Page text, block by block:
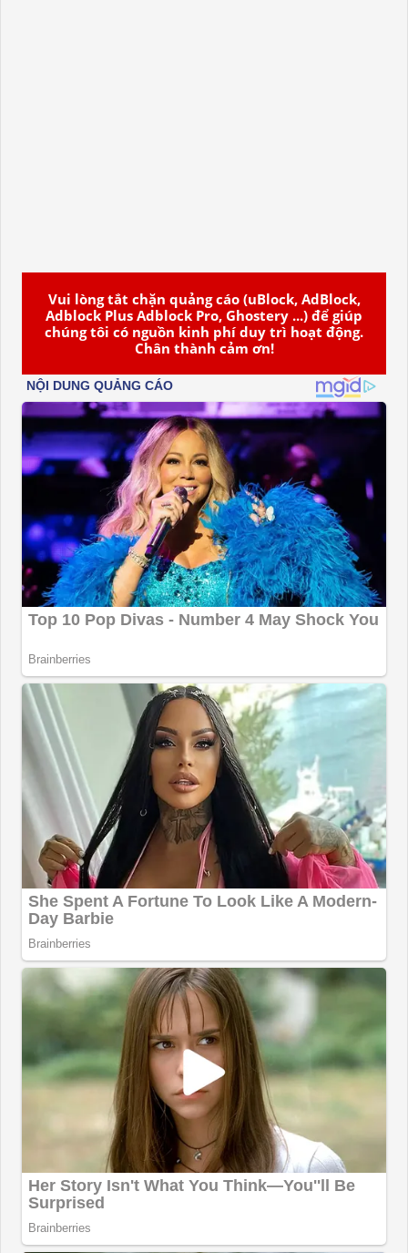
Vui lòng tắt chặn quảng cáo (uBlock, AdBlock,
Adblock Plus Adblock Pro, Ghostery ...) để giúp
chúng tôi có nguồn kinh phí duy trì hoạt động.
Chân thành cảm ơn!